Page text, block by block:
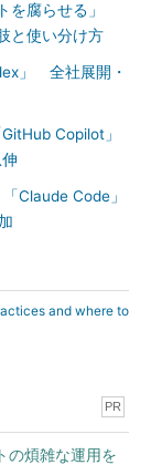
を腐らせる」
と使い分け方
」 全社展開・
Copilot」
Claude Code」
and where to
PR
の煩雑な運用を